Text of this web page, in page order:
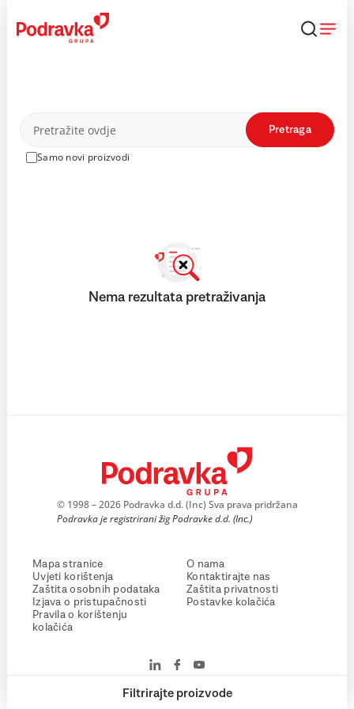
content
Proizvodi
Samo novi proizvodi
Pretraga
Filtrirajte proizvode
Nema rezultata pretraživanja
© 1998 – 2026 Podravka d.d. (Inc) Sva prava pridržana
Podravka je registrirani žig Podravke d.d. (Inc.)
Mapa stranice
Uvjeti korištenja
Zaštita osobnih podataka
Izjava o pristupačnosti
Pravila o korištenju
kolačića
O nama
Kontaktirajte nas
Zaštita privatnosti
Postavke kolačića